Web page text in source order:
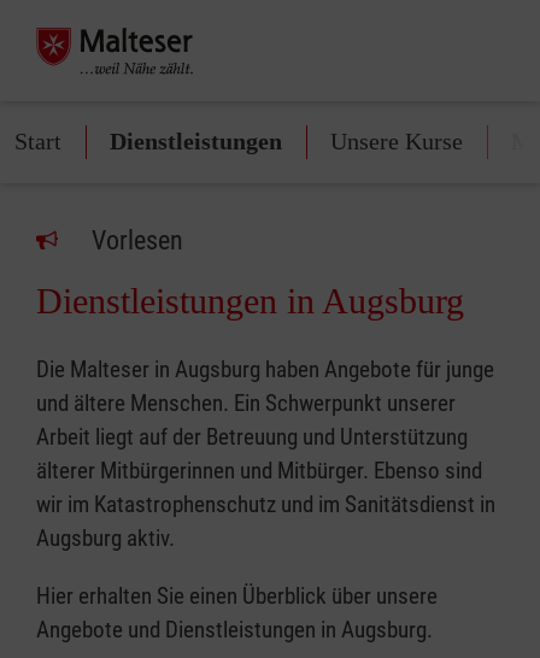
Start Dienstleistungen Unsere Kurse
Vorlesen
Dienstleistungen in Augsburg
Die Malteser in Augsburg haben Angebote für junge
und ältere Menschen. Ein Schwerpunkt unserer
Arbeit liegt auf der Betreuung und Unterstützung
älterer Mitbürgerinnen und Mitbürger. Ebenso sind
wir im Katastrophenschutz und im Sanitätsdienst in
Augsburg aktiv.
Hier erhalten Sie einen Überblick über unsere
Angebote und Dienstleistungen in Augsburg.